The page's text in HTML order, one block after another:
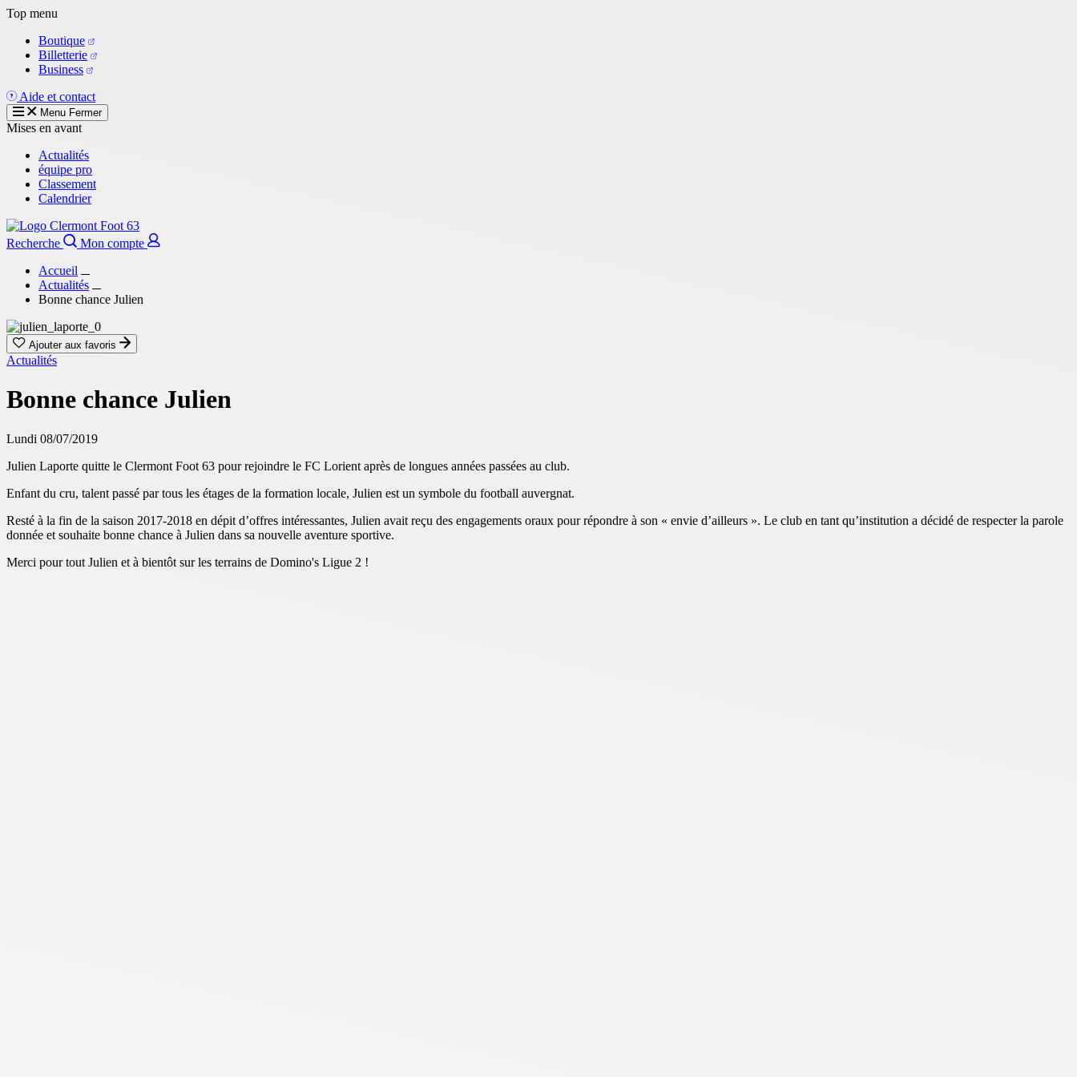
Aller
contenu
principal
Top menu
Boutique
Billetterie
Business
Aide et contact
Menu Fermer
Mises en avant
Actualités
équipe pro
Classement
Calendrier
Recherche
Mon compte
Accueil
Actualités
Bonne chance Julien
Ajouter aux favoris
Actualités
Bonne chance Julien
Lundi 08/07/2019
Julien Laporte quitte le Clermont Foot 63 pour rejoindre le FC Lorient après de longues années passées au club.
Enfant du cru, talent passé par tous les étages de la formation locale, Julien est un symbole du football auvergnat.
Resté à la fin de la saison 2017-2018 en dépit d’offres intéressantes, Julien avait reçu des engagements oraux pour répondre à son « envie d’ailleurs ». Le club en tant qu’institution a décidé de respecter la parole
donnée et souhaite bonne chance à Julien dans sa nouvelle aventure sportive.
Merci pour tout Julien et à bientôt sur les terrains de Domino's Ligue 2 !